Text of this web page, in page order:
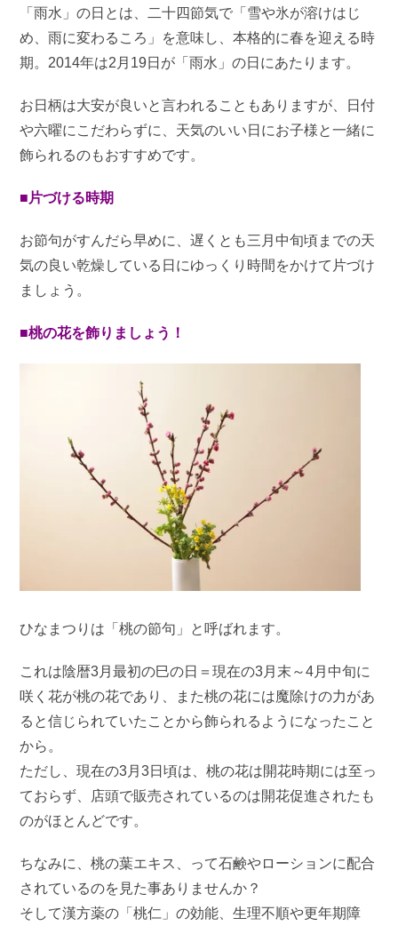
「雨水」の日とは、二十四節気で「雪や氷が溶けはじ
め、雨に変わるころ」を意味し、本格的に春を迎える時
期。2014年は2月19日が「雨水」の日にあたります。
お日柄は大安が良いと言われることもありますが、日付
や六曜にこだわらずに、天気のいい日にお子様と一緒に
飾られるのもおすすめです。
■片づける時期
お節句がすんだら早めに、遅くとも三月中旬頃までの天
気の良い乾燥している日にゆっくり時間をかけて片づけ
ましょう。
■桃の花を飾りましょう！
ひなまつりは「桃の節句」と呼ばれます。
これは陰暦3月最初の巳の日＝現在の3月末～4月中旬に
咲く花が桃の花であり、また桃の花には魔除けの力があ
ると信じられていたことから飾られるようになったこと
から。
ただし、現在の3月3日頃は、桃の花は開花時期には至っ
ておらず、店頭で販売されているのは開花促進されたも
のがほとんどです。
ちなみに、桃の葉エキス、って石鹸やローションに配合
されているのを見た事ありませんか？
そして漢方薬の「桃仁」の効能、生理不順や更年期障